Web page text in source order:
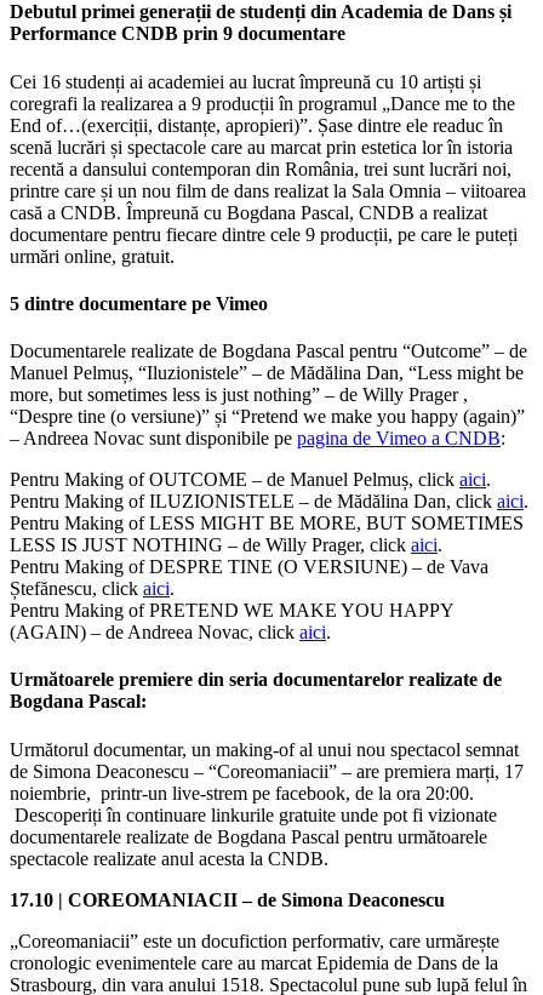
Debutul primei generații de studenți din Academia de Dans și
Performance CNDB prin 9 documentare
Cei 16 studenți ai academiei au lucrat împreună cu 10 artiști și
coregrafi la realizarea a 9 producții în programul „Dance me to the
End of…(exerciții, distanțe, apropieri)”. Șase dintre ele readuc în
scenă lucrări și spectacole care au marcat prin estetica lor în istoria
recentă a dansului contemporan din România, trei sunt lucrări noi,
printre care și un nou film de dans realizat la Sala Omnia – viitoarea
casă a CNDB. Împreună cu Bogdana Pascal, CNDB a realizat
documentare pentru fiecare dintre cele 9 producții, pe care le puteți
urmări online, gratuit.
5 dintre documentare pe Vimeo
Documentarele realizate de Bogdana Pascal pentru “Outcome” – de
Manuel Pelmuș, “Iluzionistele” – de Mădălina Dan, “Less might be
more, but sometimes less is just nothing” – de Willy Prager ,
“Despre tine (o versiune)” și “Pretend we make you happy (again)”
– Andreea Novac sunt disponibile pe pagina de Vimeo a CNDB:
Pentru Making of OUTCOME – de Manuel Pelmuș, click aici.
Pentru Making of ILUZIONISTELE – de Mădălina Dan, click aici.
Pentru Making of LESS MIGHT BE MORE, BUT SOMETIMES
LESS IS JUST NOTHING – de Willy Prager, click aici.
Pentru Making of DESPRE TINE (O VERSIUNE) – de Vava
Ștefănescu, click aici.
Pentru Making of PRETEND WE MAKE YOU HAPPY
(AGAIN) – de Andreea Novac, click aici.
Următoarele premiere din seria documentarelor realizate de
Bogdana Pascal:
Următorul documentar, un making-of al unui nou spectacol semnat
de Simona Deaconescu – “Coreomaniacii” – are premiera marți, 17
noiembrie, printr-un live-strem pe facebook, de la ora 20:00.
Descoperiți în continuare linkurile gratuite unde pot fi vizionate
documentarele realizate de Bogdana Pascal pentru următoarele
spectacole realizate anul acesta la CNDB.
17.10 | COREOMANIACII – de Simona Deaconescu
„Coreomaniacii” este un docufiction performativ, care urmărește
cronologic evenimentele care au marcat Epidemia de Dans de la
Strasbourg, din vara anului 1518. Spectacolul pune sub lupă felul în